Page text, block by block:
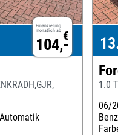
Finanzierung
monatlich ab €
104,-
Automatik
1.0
06/